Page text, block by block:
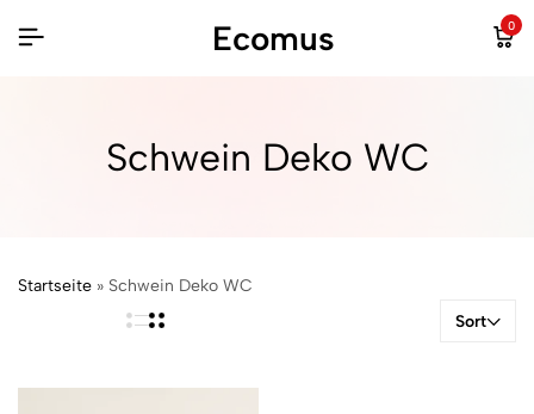
Ecomus 0
Schwein Deko WC
Startseite » Schwein Deko WC
Sort